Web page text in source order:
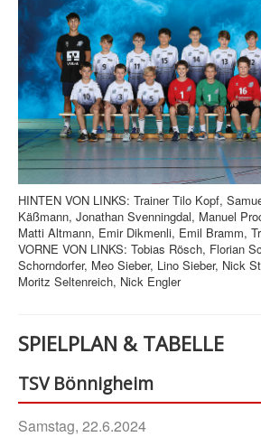
HINTEN VON LINKS: Trainer Tilo Kopf,
Käßmann, Jonathan Svenningdal, Manuel
Matti Altmann, Emir Dikmenli, Emil Bramm,
VORNE VON LINKS: Tobias Rösch, Florian
Schorndorfer, Meo Sieber, Lino Sieber, Nick
Moritz Seltenreich, Nick Engler
SPIELPLAN & TABELLE
TSV Bönnigheim
Samstag, 22.6.2024